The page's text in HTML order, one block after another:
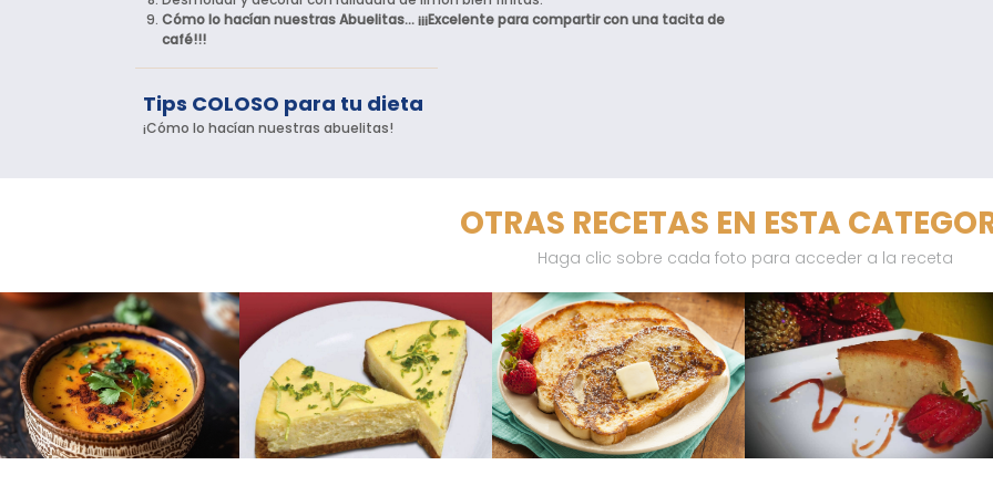
Cómo lo hacían nuestras Abuelitas... ¡¡¡Excelente para compartir con una tacita de
café!!!
Tips COLOSO para tu dieta
¡Cómo lo hacían nuestras abuelitas!
OTRAS RECETAS EN ESTA
Haga clic sobre cada foto para acceder a la receta